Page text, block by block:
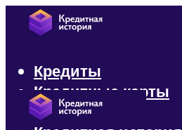
Кредиты
Кредитные карты
Микрозаймы